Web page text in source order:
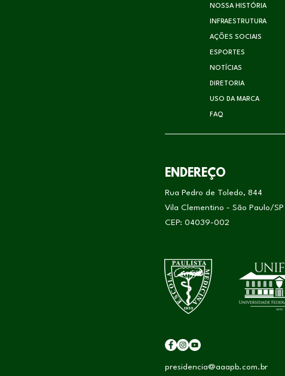
NOSSA HISTÓRIA
INFRAESTRUTURA
AÇÕES SOCIAIS
ESPORTES
NOTÍCIAS
DIRETORIA
USO DA MARCA
FAQ
ENDEREÇO
Rua Pedro de Toledo, 844
Vila Clementino - São Paulo/SP
CEP: 04039-002
presidencia@aaapb.com.br